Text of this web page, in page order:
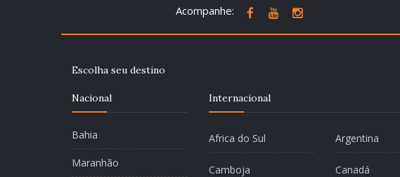
Acompanhe:
Escolha seu destino
Nacional
Bahia
Maranhão
Internacional
Africa do Sul Argentina
Camboja Canadá